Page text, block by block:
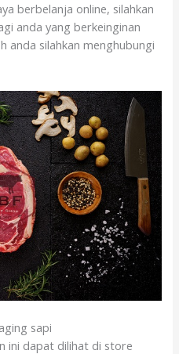
berbelanja online, silahkan
anda yang berkeinginan
anda silahkan menghubungi
sapi
ini dapat dilihat di store